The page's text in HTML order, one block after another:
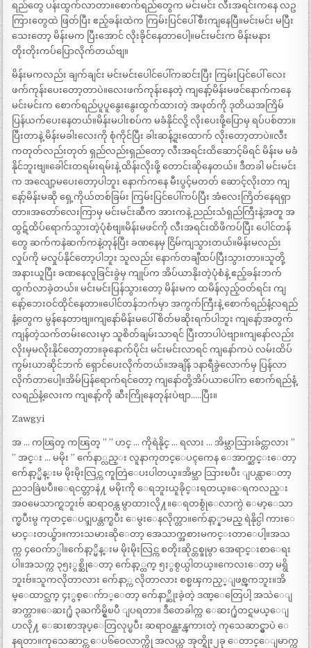
ရည်တွေ ပန်းထွက်လာတာ။စောက်ရည်တွေက မင်းမင်း လီးအရင်းကနေ လဥ
ကြားတွေထဲ ဖြတ်ပြီး ဧည့်ခန်းထဲက ကြမ်းပြင်ပေါ် စီးကျနေပြီ။မင်းမင်း မပြီး
သေးတော့ မိန်းမက ပြီးအောင် လိုးခိုင်နေတာပေါ့။မင်းမင်းက မိန်းမနား
တိုးတိုးကပ်ပြောလိုက်တယ်ဗျ။
မိန်းမကလည်း ချက်ချင်း မင်းမင်းပေါင်ပေါ်ကဆင်းပြီး ကြမ်းပြင်ပေါ် လေး
ဖက်ကုန်းပေးတော့တာပဲ။လေးဖက်ကုန်းနေတဲ့ ကျနော့်မိန်းမဖင်နောက်ကနေ
မင်းမင်းက စောက်ရည်ပူပူနွေးနွေးထွက်ထားတဲ့ အဖုတ်ကို ဒုတိယအကြိမ်
ပြန်ယက်ပေးနေတယ်။မိန်းမပါးစပ်က မခံနိုင်လို့ လိုးပေးဖို့ပြောမှ ရပ်ပစ်တာ။
ပြီးတာနဲ့ မိန်းမခါးလေးကို စုံကိုင်ပြီး ခါးဆန့်ဒူးထောက် လိုးတော့တာပဲ။လီး
ကတုတ်လည်းတုတ် ရှည်လည်းရှည်တော့ လီးအရင်းထိဆောင့်မိရင် မိန်းမ မခံ
နိုင်ဘူးဗျ။ခေါင်းတရမ်းရမ်းနဲ့ ထိန်းလိုးဖို့ တောင်းဆိုနေတယ်။ ဒီတခါ မင်းမင်း
က အလျော့မပေးတော့ပါဘူး နောက်ကနေ မီးပွင့်မတတ် ဆောင့်လိုးတာ ကျ
နော့်မိန်းမဆို ရှေ့ကိုယ်တစ်ခြမ်း ကြမ်းပြင်ပေါ်ကပ်ပြီး အံလေးကြိတ်နေရရှာ
တာ။အတော်လေးကြာမှ မင်းမင်းဆီက အားကနဲ့ ညည်းသံရှည်ကြီးနဲ့အတူ အ
ထွဋ်ထိပ်ရောက်သွားတဲ့ပုံစံဗျ။မိန်းမဖင်ကို လီးအရင်းထိဖိကပ်ပြီး ပေါင်တန်
တွေ ဆက်ကနဲဆက်ကနဲ့တုန်ပြီး ခဏနေမှ ငြိမ်ကျသွားတယ်။မိန်းမလည်း
လှုပ်ကို မလှုပ်နိုင်တော့ပါဘူး သူလည်း နောက်တချီထပ်ပြီးသွားတာ။သူတို့
အနားယူပြီး ခဏနေလူခြင်းခွဲမှ ကျုပ်က အိပ်ယာနိုးတဲ့ပုံစံနဲ့ ဧည့်ခန်းဘက်
ထွက်လာခဲ့တယ်။ မင်းမင်းပြန်သွားတော့ မိန်းမက ထမိန်လှည့်ဝတ်ရင်း ကျ
နော့်ဘေးဝင်ထိုင်နေတာ။ပေါင်တန်ဘက်မှာ အကွက်ကြီးနဲ့ စောက်ရည်နံ့လရည်
နံ့တွေက မွန်နေတာဗျ။ကျနော်မိန်းမပေါ် စိတ်မဆိုးရက်ပါဘူး ကျနော့်အတွက်
ကျန်တဲ့သက်တမ်းလေးမှာ သူစိတ်ချမ်းသာရင် ပြီးတာပါပဲဗျာ။ကျနော်လည်း
လိုးမှမလိုးနိုင်တော့တာ။ခုနောက်ပိုင်း မင်းမင်းလာရင် ကျနော်ကပဲ လမ်းထိပ်
ကွမ်းယာဆိုင်ဘက် ရှောင်ပေးလိုက်တယ်။အချိန် ၁နာရီခွဲလောက်မှ ပြန်လာ
လိုက်တာပေါ့။အိမ်ပြန်ရောက်ရင်တော့ ကျနော်တို့အိပ်ယာပေါ်က စောက်ရည်နံ့
လရည်နံ့လေးက ကျနော့်ကို ဆီးကြိုနေတုန်းပဲဗျာ…..ပြီး။
Zawgyi
အ … ကၽြတ္ ကၽြတ္ ” ” ဟင္ … ကိုရဲနိုင္ … ရလား … အိမ္သာသြားခ်င္တာလား ”
” အင္း … မမိုး ” က်ေနာ္လည္း လူနာကုတင္ေပၚကေန ေအာက္ဆင္းေတာ့
က်ေနာ့္မိန္းမ မိုးမိုးလြင္က ကူတြဲေပးပါတယ္။အိမ္သာ သြားၿပီး ျပန္လာေတာ့
ည၁၁ခြဲၿပီ။ေရငတ္တာနဲ႔ မမိုးကို ေရဘူးယူခိုင္းရတယ္။ေရကလည္း
အဝမေသာက္ရဘူးဗ် ဆရာဝန္က မွာထားလို႔။ေရတစ္ငုံေလာက္ပဲ ေမာ့ေသာ
က္ၿပီးမွ ကုတင္ေပၚျပန္တက္ၿပီး ေမွးေနလိုက္တာ။က်ေနာ့္နာမည္ ရဲနိုင္ပါ ကားေ
မာင္းတယ္ဗ်ာ။ကားသမားဆိုေတာ့ အေသာက္အစားမကင္းတာေပါ့။အသ
က္က ၄ဝေက်ာ္ပါ။က်ေနာ့္မိန္းမ မိုးမိုးလြင္က စတိုးဆိုင္တစ္ခုမွာ အေရာင္းစာေရး
ပါ။အသက္က ၃၅ႏွစ္ဆိုေတာ့ က်ေနာ့္ထက္ ၅ႏွစ္ငယ္ပါတယ္။ကေလးေတာ့ မရွိ
ဘူးဗ်။သူကလိုတာလား က်ေနာ္က လိုတာလား စစ္မၾကည့္ျဖစ္ၾကဘူး။အိ
မ္ေထာင္သက္ ၄ႏွစ္ေက်ာ္ေတာ့ က်ေနာ္ဆိုးခဲ့တဲ့ ဒဏ္ေတြေပါ့ အသဲေျ
ခာက္တာ။ေဆး႐ုံ ၃ႀကိမ္ရွိၿပီ ျပရတာ။ ဒီတေခါက္က ေဆး႐ုံတင္ရမယ္ေျ
ပာလို႔ ေဆးစာအုပ္ေတြလုပ္ၿပီး ဆရာဝန္ညႊန္ၾကားတဲ့ ကုသေဆာင္မွာပဲ ေ
နရတာ။ကုသေဆာင္က ေပ၆ဝေလာက္ကို အလယ္က အုတ္ရိုး၂ခု ေတာင္ေျမာက္က